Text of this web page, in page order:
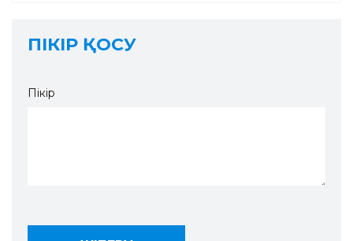
ПІКІР ҚОСУ
Пікір